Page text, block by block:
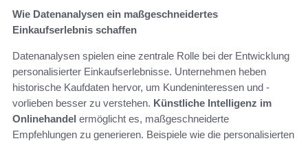
Wie Datenanalysen ein maßgeschneidertes
Einkaufserlebnis schaffen
Datenanalysen spielen eine zentrale Rolle bei der Entwicklung
personalisierter Einkaufserlebnisse. Unternehmen heben
historische Kaufdaten hervor, um Kundeninteressen und -
vorlieben besser zu verstehen. Künstliche Intelligenz im
Onlinehandel ermöglicht es, maßgeschneiderte
Empfehlungen zu generieren. Beispiele wie die personalisierten